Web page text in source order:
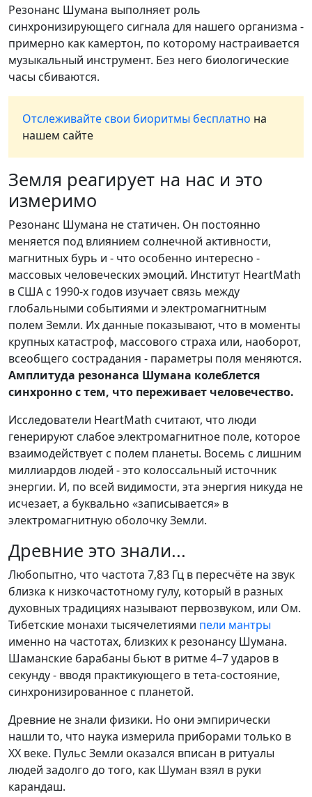
Резонанс Шумана выполняет роль
синхронизирующего сигнала для нашего организма -
примерно как камертон, по которому настраивается
музыкальный инструмент. Без него биологические
часы сбиваются.
Отслеживайте свои биоритмы бесплатно на
нашем сайте
Земля реагирует на нас и это
измеримо
Резонанс Шумана не статичен. Он постоянно
меняется под влиянием солнечной активности,
магнитных бурь и - что особенно интересно -
массовых человеческих эмоций. Институт HeartMath
в США с 1990-х годов изучает связь между
глобальными событиями и электромагнитным
полем Земли. Их данные показывают, что в моменты
крупных катастроф, массового страха или, наоборот,
всеобщего сострадания - параметры поля меняются.
Амплитуда резонанса Шумана колеблется
синхронно с тем, что переживает человечество.
Исследователи HeartMath считают, что люди
генерируют слабое электромагнитное поле, которое
взаимодействует с полем планеты. Восемь с лишним
миллиардов людей - это колоссальный источник
энергии. И, по всей видимости, эта энергия никуда не
исчезает, а буквально «записывается» в
электромагнитную оболочку Земли.
Древние это знали...
Любопытно, что частота 7,83 Гц в пересчёте на звук
близка к низкочастотному гулу, который в разных
духовных традициях называют первозвуком, или Ом.
Тибетские монахи тысячелетиями пели мантры
именно на частотах, близких к резонансу Шумана.
Шаманские барабаны бьют в ритме 4–7 ударов в
секунду - вводя практикующего в тета-состояние,
синхронизированное с планетой.
Древние не знали физики. Но они эмпирически
нашли то, что наука измерила приборами только в
XX веке. Пульс Земли оказался вписан в ритуалы
людей задолго до того, как Шуман взял в руки
карандаш.